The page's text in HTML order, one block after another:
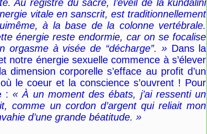
Au registre du sacré, l’éveil de la kundalini
vitale en sanscrit, est traditionnellement
à la base de la colonne vertébrale.
énergie reste endormie, car on se focalise
orgasme à visée de “décharge”. »Dans la
notre énergie sexuelle commence à s’élever
corporelle s’efface au profit d’un
le coeur et la conscience s’ouvrent ! Pour
:« À un moment des ébats, j’ai ressenti un
comme un cordon d’argent qui reliait mon
d’une grande béatitude. »